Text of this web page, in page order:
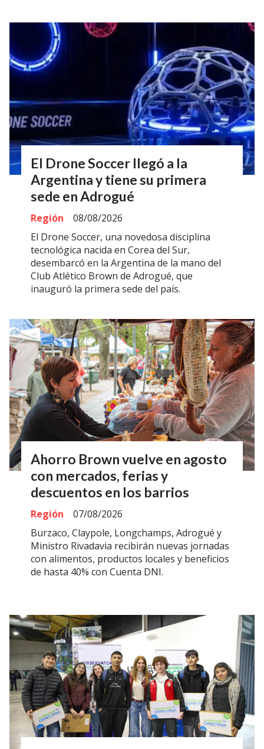
El Drone Soccer llegó a la
Argentina y tiene su primera
sede en Adrogué
Región
08/08/2026
El Drone Soccer, una novedosa disciplina
tecnológica nacida en Corea del Sur,
desembarcó en la Argentina de la mano del
Club Atlético Brown de Adrogué, que
inauguró la primera sede del país.
Ahorro Brown vuelve en agosto
con mercados, ferias y
descuentos en los barrios
Región
07/08/2026
Burzaco, Claypole, Longchamps, Adrogué y
Ministro Rivadavia recibirán nuevas jornadas
con alimentos, productos locales y beneficios
de hasta 40% con Cuenta DNI.